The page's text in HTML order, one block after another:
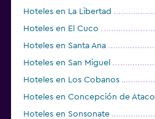
Hoteles en La Libertad
Hoteles en El Cuco
Hoteles en Santa Ana
Hoteles en San Miguel
Hoteles en Los Cobanos
Hoteles en Concepción de Ataco
Hoteles en Sonsonate